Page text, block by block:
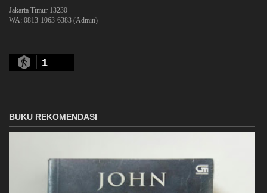
Jakarta Timur 13230
WA: 0813-1063-6383 (Admin)
1
BUKU REKOMENDASI